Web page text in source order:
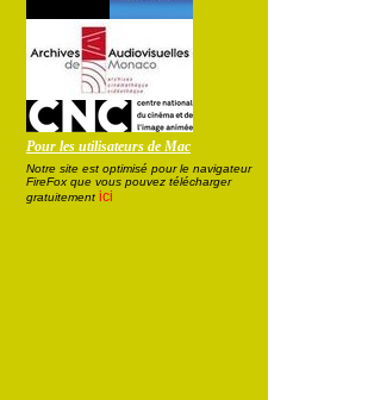
Pour les utilisateurs de Mac
Notre site est optimisé pour le navigateur
FireFox que vous pouvez télécharger
gratuitement ici